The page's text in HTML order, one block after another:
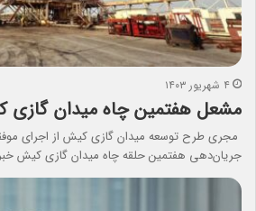
۴ شهریور ۱۴۰۳
مشعل هفتمین چاه میدان
مجری طرح توسعه میدان گازی کیش از اجرای
جریان‌دهی هفتمین حلقه چاه میدان گازی کیش